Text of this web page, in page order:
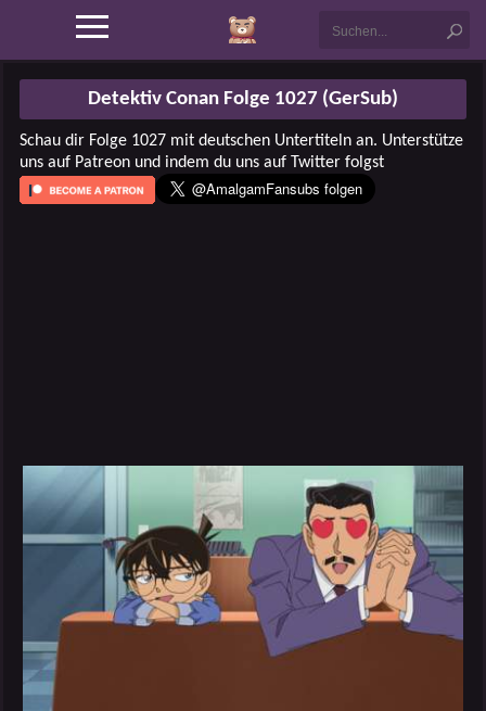
Detektiv Conan Folge 1027 (GerSub)
Schau dir Folge 1027 mit deutschen Untertiteln an. Unterstütze
uns auf Patreon und indem du uns auf Twitter folgst